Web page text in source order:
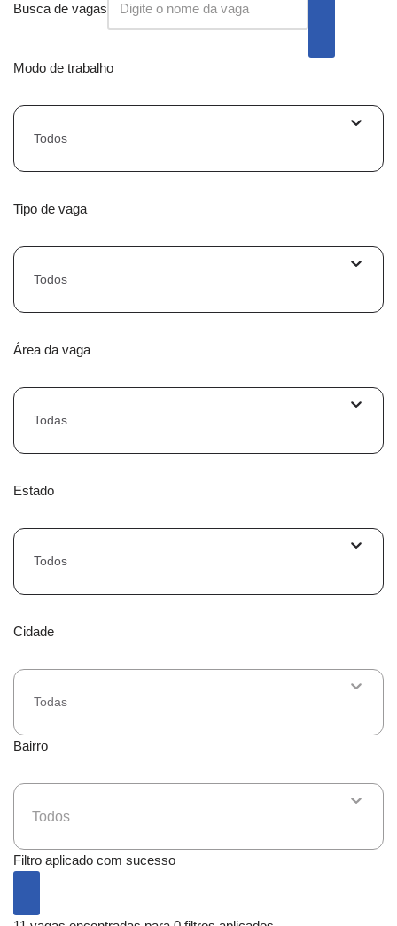
Busca de vagas
Modo de trabalho
Todos
Tipo de vaga
Todos
Área da vaga
Todas
Estado
Todos
Cidade
Todas
Bairro
Todos
Filtro aplicado com sucesso